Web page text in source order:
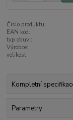
Číslo produktu:
EAN kód:
typ obuvi:
Výrobce:
velikost:
Kompletní
Parametry